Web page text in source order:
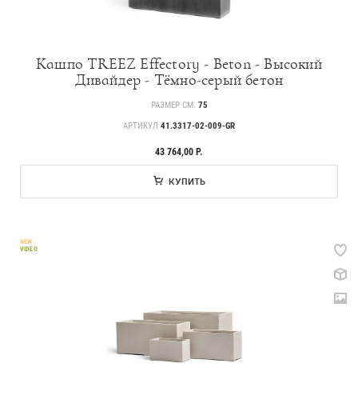
Кашпо TREEZ Effectory - Beton - Высокий
Дивайдер - Тёмно-серый бетон
РАЗМЕР СМ. 75
АРТИКУЛ 41.3317-02-009-GR
43 764,00 Р.
КУПИТЬ
NEW
VIDEO